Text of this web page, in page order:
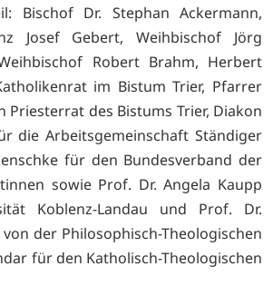
Bischof Dr. Stephan Ackermann,
Josef Gebert, Weihbischof Jörg
Robert Brahm, Herbert
im Bistum Trier, Pfarrer
Priesterrat des Bistums Trier, Diakon
die Arbeitsgemeinschaft Ständiger
für den Bundesverband der
sowie Prof. Dr. Angela Kaupp
Koblenz-Landau und Prof. Dr.
von der Philosophisch-Theologischen
für den Katholisch-Theologischen